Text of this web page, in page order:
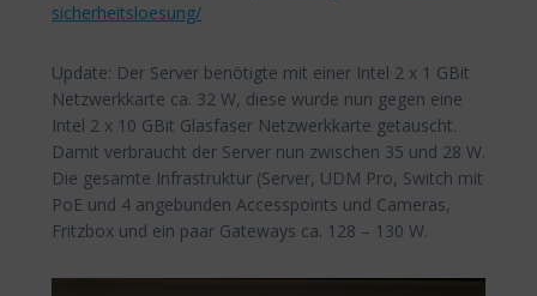
sicherheitsloesung/
Update: Der Server benötigte mit einer Intel 2 x 1 GBit
Netzwerkkarte ca. 32 W, diese wurde nun gegen eine
Intel 2 x 10 GBit Glasfaser Netzwerkkarte getauscht.
Damit verbraucht der Server nun zwischen 35 und 28 W.
Die gesamte Infrastruktur (Server, UDM Pro, Switch mit
PoE und 4 angebunden Accesspoints und Cameras,
Fritzbox und ein paar Gateways ca. 128 – 130 W.